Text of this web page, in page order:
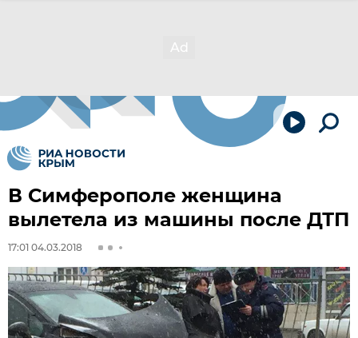
В Симферополе женщина
вылетела из машины после ДТП
17:01 04.03.2018